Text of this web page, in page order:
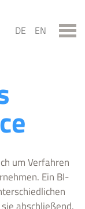
DE EN
um Verfahren
Ein BI-